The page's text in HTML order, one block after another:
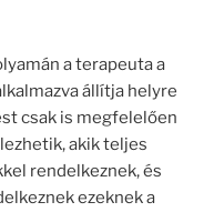
a terapeuta a
állítja helyre
csak is megfelelően
akik teljes
rendelkeznek, és
ezeknek a